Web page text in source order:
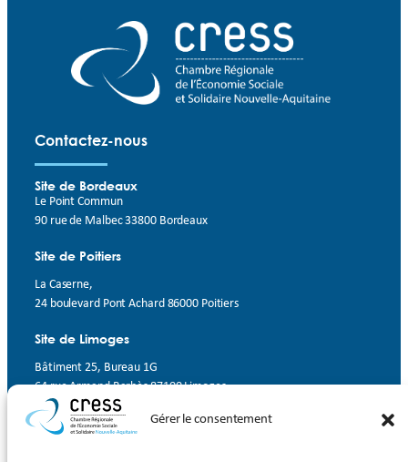
Gérer le consentement
Contactez-nous
Site de Bordeaux
Le Point Commun
90 rue de Malbec 33800 Bordeaux
Site de Poitiers
La Caserne,
24 boulevard Pont Achard 86000 Poitiers
Site de Limoges
Bâtiment 25, Bureau 1G
64 rue Armand Barbès 87100 Limoges
Contact